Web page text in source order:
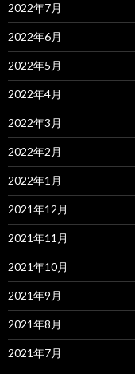
2022年7月
2022年6月
2022年5月
2022年4月
2022年3月
2022年2月
2022年1月
2021年12月
2021年11月
2021年10月
2021年9月
2021年8月
2021年7月